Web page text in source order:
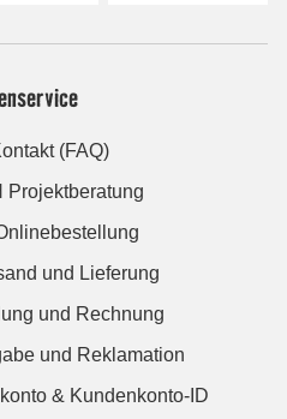
(FAQ)
Projektberatung
und Lieferung
und Rechnung
und Reklamation
& Kundenkonto-ID